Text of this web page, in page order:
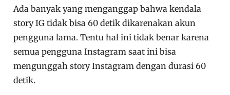
Ada banyak yang menganggap bahwa kendala
story IG tidak bisa 60 detik dikarenakan akun
pengguna lama. Tentu hal ini tidak benar karena
semua pengguna Instagram saat ini bisa
mengunggah story Instagram dengan durasi 60
detik.